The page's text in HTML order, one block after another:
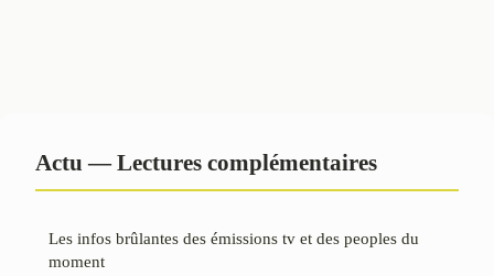
Actu — Lectures complémentaires
Les infos brûlantes des émissions tv et des peoples du
moment